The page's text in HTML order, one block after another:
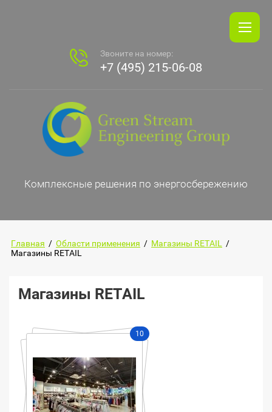
Звоните на номер:
+7 (495) 215-06-08
Комплексные решения по энергосбережению
Главная / Области применения / Магазины RETAIL
/
Магазины RETAIL
Магазины RETAIL
10